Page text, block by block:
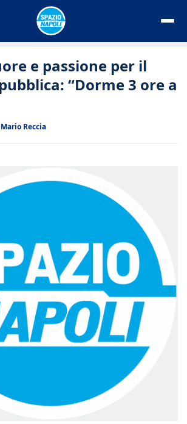
e passione per il
“Dorme 3 ore a
Mario Reccia